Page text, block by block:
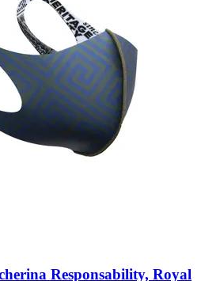
Responsability, Royal